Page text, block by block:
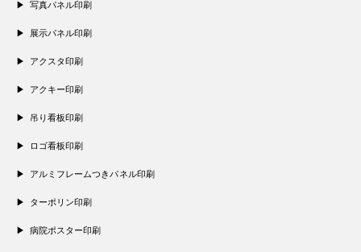
写真パネル印刷
展示パネル印刷
アクスタ印刷
アクキー印刷
吊り看板印刷
ロゴ看板印刷
アルミフレームつきパネル印刷
ターポリン印刷
病院ポスター印刷